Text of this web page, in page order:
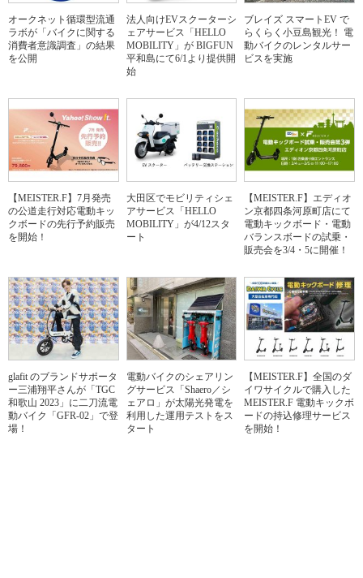
オークネット循環型流通
ラボが「バイクに関する
消費者意識調査」の結果
を公開
法人向けEVスクーターシ
ェアサービス「HELLO
MOBILITY」が BIGFUN
平和島にて6/1より提供開
始
ブレイズ スマートEV で
らくらく小豆島観光！ 電
動バイクのレンタルサー
ビスを実施
【MEISTER.F】7月発売
の公道走行対応電動キッ
クボードの先行予約販売
を開始！
大田区でモビリティシェ
アサービス「HELLO
MOBILITY」が4/12スタ
ート
【MEISTER.F】エディオ
ン京都四条河原町店にて
電動キックボード・電動
バランスボードの試乗・
販売会を3/4・5に開催！
glafit のブランドサポータ
ー三浦翔平さんが「TGC
和歌山 2023」に二刀流電
動バイク「GFR-02」で登
場！
電動バイクのシェアリン
グサービス「Shaero／シ
ェアロ」が太陽光発電を
利用した運用テストをス
タート
【MEISTER.F】全国のダ
イワサイクルで購入した
MEISTER.F 電動キックボ
ードの持込修理サービス
を開始！